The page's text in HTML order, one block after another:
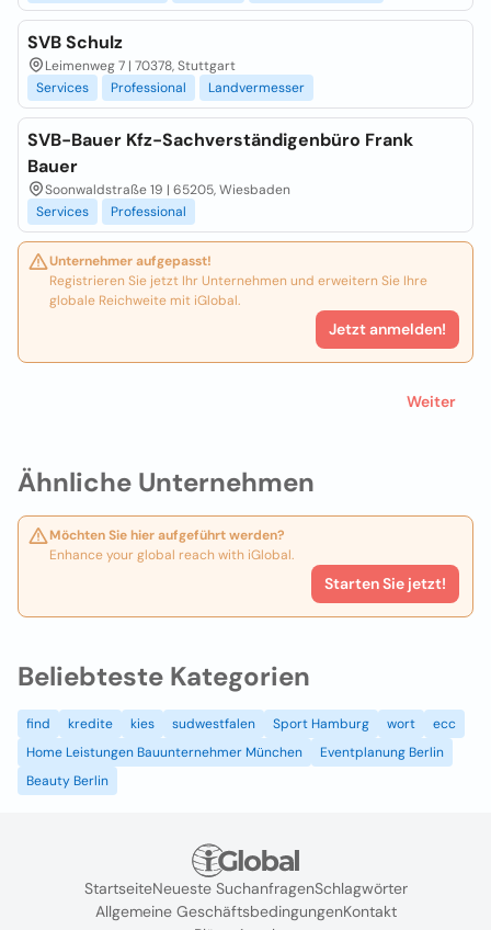
Ähnliche Unternehmen
Möchten Sie hier aufgeführt werden?
Enhance your global reach with iGlobal.
Starten Sie jetzt!
SVB Schulz
Leimenweg 7 | 70378, Stuttgart
Services
Professional Landvermesser
SVB-Bauer Kfz-Sachverständigenbüro Frank
Bauer
Soonwaldstraße 19 | 65205, Wiesbaden
Services
Professional
Unternehmer aufgepasst!
Registrieren Sie jetzt Ihr Unternehmen und erweitern Sie Ihre
globale Reichweite mit iGlobal.
Jetzt anmelden!
Weiter
Beliebteste Kategorien
find kredite kies sudwestfalen Sport Hamburg wort
ecc
Home Leistungen Bauunternehmer München
Eventplanung Berlin
Beauty Berlin
StartseiteNeueste SuchanfragenSchlagwörter
Allgemeine GeschäftsbedingungenKontakt